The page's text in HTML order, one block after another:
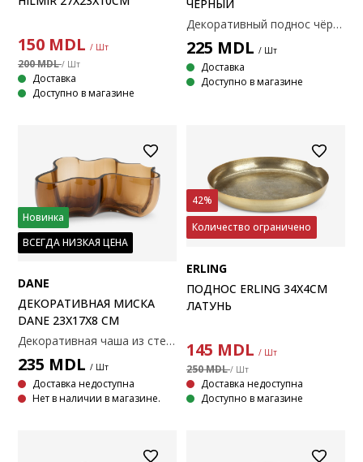
150 MDL / Шт
200 MDL/ Шт
Доставка
Доступно в магазине
ЧЕРНЫЙ
Декоративный поднос чёрного цвета из стали. Имеет современную круглую форму и тонкий волнообразный узор. Идеально подходит для хранения мелочей или стильной демонстрации декоративных предметов на столе. Ø39x2 см
225 MDL / Шт
Доставка
Доступно в магазине
Новинка
ВСЕГДА НИЗКАЯ ЦЕНА
DANE
ДЕКОРАТИВНАЯ МИСКА
DANE 23X17X8 СМ
Декоративная чаша из стекла каштанового цвета с органичным волнообразным узором. Идеально подходит в качестве самостоятельного центрального элемента декора или как стильное блюдо для хранения мелких предметов, например, ключей. Размеры: 23x17x8см
235 MDL / Шт
Доставка недоступна
Нет в наличии в магазине.
42%
Количество ограничено
ERLING
ПОДНОС ERLING 34X4СМ
ЛАТУНЬ
145 MDL / Шт
250 MDL/ Шт
Доставка недоступна
Доступно в магазине